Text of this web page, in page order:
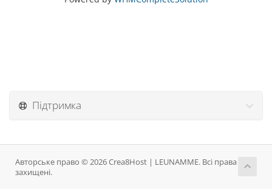
Підтримка
Авторське право © 2026 Crea8Host | LEUNAMME. Всі права
захищені.